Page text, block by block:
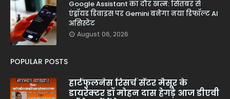
Google Assistant का दौर खत्म: सितंबर से
एंड्रॉयड डिवाइस पर Gemini बनेगा नया डिफॉल्ट AI
असिस्टेंट
August 06, 2026
POPULAR POSTS
हार्टफुलनेस रिसर्च सेंटर मैसूर के
डायरेक्टर डॉ मोहन दास हेगड़े आज डीएवी